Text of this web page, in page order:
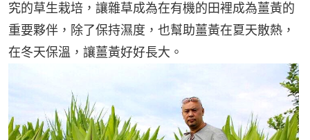
究的草生栽培，讓雜草成為在有機的田裡成為薑黃的
重要夥伴，除了保持濕度，也幫助薑黃在夏天散熱，
在冬天保溫，讓薑黃好好長大。